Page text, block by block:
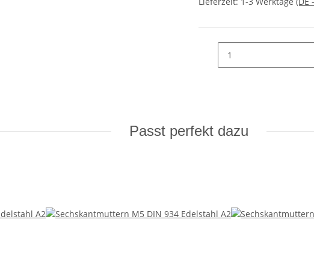
Passt perfekt dazu